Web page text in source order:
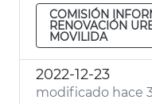
COMISIÓN
RENOVACIÓN
MOVILIDA
2022-12-23
modificado hace